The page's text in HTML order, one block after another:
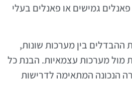
גמישים או פאנלים בעלי
ההבדלים בין מערכות שונות,
מול מערכות עצמאיות. הבנת כל
הנכונה המתאימה לדרישות